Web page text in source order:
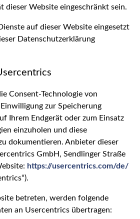
dieser Website eingeschränkt sein.
auf dieser Website eingesetzt
Datenschutzerklärung
Consent-Technologie von
zur Speicherung
Ihrem Endgerät oder zum Einsatz
einzuholen und diese
dokumentieren. Anbieter dieser
GmbH, Sendlinger Straße
https://usercentrics.com/de/
betreten, werden folgende
an Usercentrics übertragen: